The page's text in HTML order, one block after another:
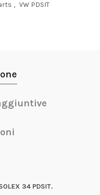
, VW PDSIT
34 PDSIT.